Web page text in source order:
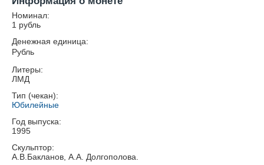
Номинал:
1 рубль
Денежная единица:
Рубль
Литеры:
ЛМД
Тип (чекан):
Юбилейные
Год выпуска:
1995
Скульптор:
А.В.Бакланов, А.А. Долгополова.